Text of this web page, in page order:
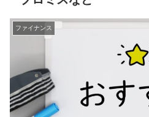
ファイナンス